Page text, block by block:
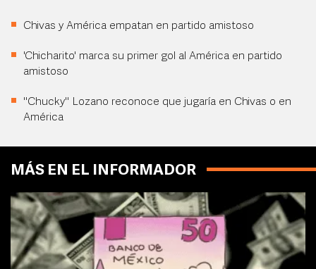
Chivas y América empatan en partido amistoso
'Chicharito' marca su primer gol al América en partido
amistoso
"Chucky" Lozano reconoce que jugaría en Chivas o en
América
MÁS EN EL INFORMADOR